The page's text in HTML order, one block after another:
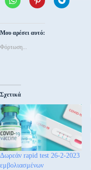
Μου αρέσει αυτό:
Φόρτωση...
Σχετικά
Δωρεάν rapid test 26-2-2023
εμβολιασμένων